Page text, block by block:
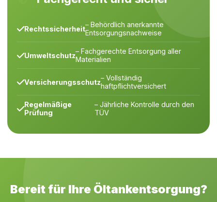
Rechtssicherheit– Behördlich anerkannte
Entsorgungsnachweise
Umweltschutz– Fachgerechte Entsorgung aller
Materialien
Versicherungsschutz– Vollständig
haftpflichtversichert
Regelmäßige
Prüfung
– Jährliche Kontrolle durch den
TÜV
Bereit für Ihre Öltankentsorgung?